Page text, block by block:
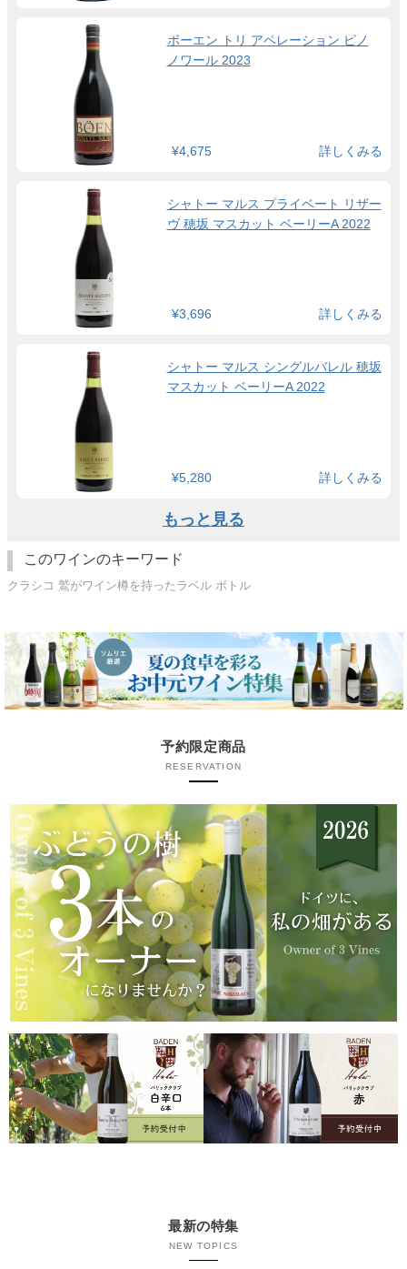
ボーエン トリ アペレーション ピノ
ノワール 2023
¥4,675 詳しくみる
シャトー マルス プライベート リザー
ヴ 穂坂 マスカット ベーリーA 2022
¥3,696 詳しくみる
シャトー マルス シングルバレル 穂坂
マスカット ベーリーA 2022
¥5,280 詳しくみる
もっと見る
このワインのキーワード
クラシコ 鷲がワイン樽を持ったラベル ボトル
予約限定商品
RESERVATION
最新の特集
NEW TOPICS